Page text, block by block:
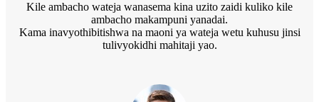
Kile ambacho wateja wanasema kina uzito zaidi kuliko kile
ambacho makampuni yanadai.
Kama inavyothibitishwa na maoni ya wateja wetu kuhusu jinsi
tulivyokidhi mahitaji yao.